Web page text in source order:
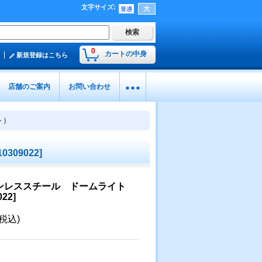
文字サイズ:
0 カートの中身
新規登録はこちら
店舗のご案内 お問い合わせ
]
レススチール ドームライト
]
込)